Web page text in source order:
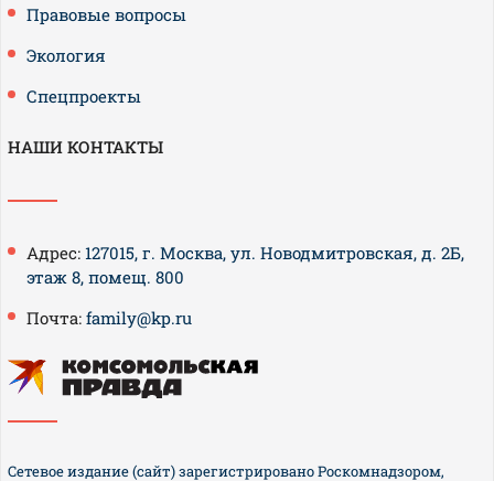
Правовые вопросы
Экология
Спецпроекты
НАШИ КОНТАКТЫ
Адрес: 127015, г. Москва, ул. Новодмитровская, д. 2Б,
этаж 8, помещ. 800
Почта: family@kp.ru
Сетевое издание (сайт) зарегистрировано Роскомнадзором,